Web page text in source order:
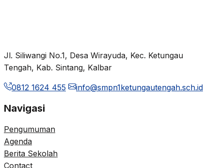
Jl. Siliwangi No.1, Desa Wirayuda, Kec. Ketungau
Tengah, Kab. Sintang, Kalbar
0812 1624 455 info@smpn1ketungautengah.sch.id
Navigasi
Pengumuman
Agenda
Berita Sekolah
Contact